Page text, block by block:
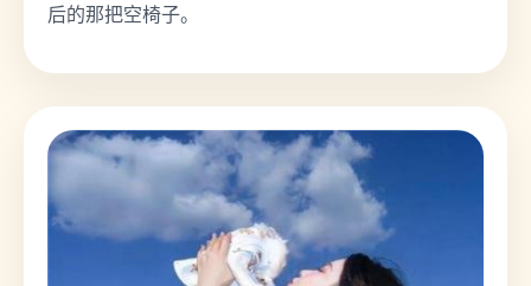
后的那把空椅子。